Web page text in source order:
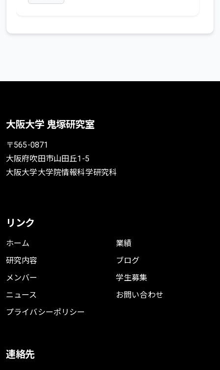
大阪大学 鬼塚研究室
〒565-0871
大阪府吹田市山田丘1-5
大阪大学大学院情報科学研究科
リンク
ホーム
研究内容
メンバー
ニュース
プライバシーポリシー
業績
ブログ
学生募集
お問い合わせ
連絡先